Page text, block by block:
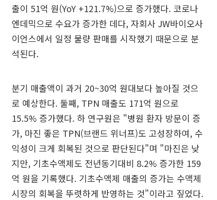
출이 51억 원(YoY +121.7%)으로 증가했다. 코로나
엔데믹으로 수요가 증가한 데다, 자회사 JW바이오사
이언스에서 일정 물량 판매를 시작했기 때문으로 분
석된다.
분기 매출액이 과거 20~30억 원대보다 높아질 것으
로 예상한다. 둘째, TPN 매출도 171억 원으로
15.5% 증가했다. 하 연구원은 "병원 환자 방문이 증
가, 마진 좋은 TPN(브랜드 위너프)도 고성장하여, 수
익성이 크게 회복된 것으로 판단된다"며 "마진은 낮
지만, 기초수액제도 전년동기대비 8.2% 증가한 159
억 원을 기록했다. 기초수액제 매출의 증가는 수액제
시장의 회복을 뚜렷하게 반영하는 것"이라고 짚었다.